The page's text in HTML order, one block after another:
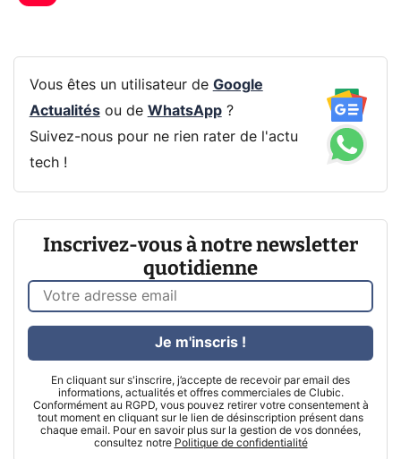
Vous êtes un utilisateur de Google
Actualitésou de WhatsApp?
Suivez-nous pour ne rien rater de l'actu
tech !
Inscrivez-vous à notre newsletter
quotidienne
En cliquant sur s'inscrire, j’accepte de recevoir par email des
informations, actualités et offres commerciales de Clubic.
Conformément au RGPD, vous pouvez retirer votre consentement à
tout moment en cliquant sur le lien de désinscription présent dans
chaque email. Pour en savoir plus sur la gestion de vos données,
consultez notre Politique de confidentialité
Je m'inscris !